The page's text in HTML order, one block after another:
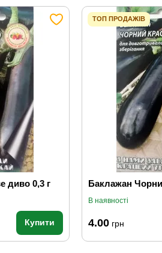
диво 0,3 г
Купити
ТОП ПРОДАЖІВ
Баклажан
В наявності
4.00грн